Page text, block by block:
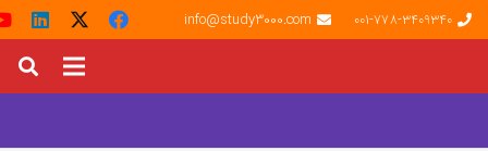
001-778-3409340
info@study3000.com